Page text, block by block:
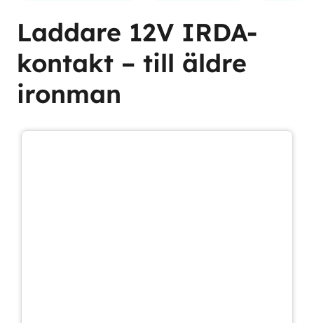
Laddare 12V IRDA-
kontakt – till äldre
ironman